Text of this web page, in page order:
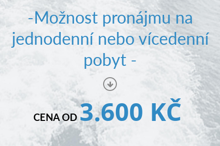
Pronájem a ceník
Plán plavby
Tipy na výlet
PRODEJ LODÍ
-Možnost pronájmu na
jednodenní nebo vícedenní
pobyt -
CENA OD3.600 KČ